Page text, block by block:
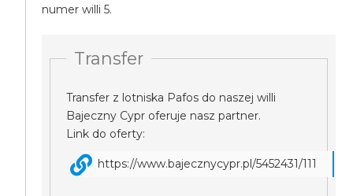
numer willi 5.
Transfer
Transfer z lotniska Pafos do naszej willi
Bajeczny Cypr oferuje nasz partner.
Link do oferty:
https://www.bajecznycypr.pl/5452431/111